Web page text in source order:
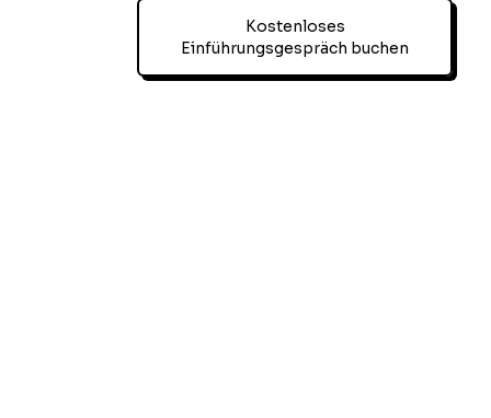
Kostenloses
Einführungsgespräch buchen